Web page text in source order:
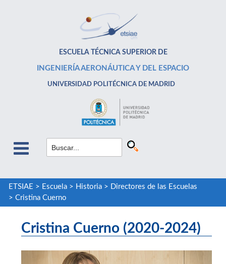
ESCUELA TÉCNICA SUPERIOR DE
INGENIERÍA AERONÁUTICA Y DEL ESPACIO
UNIVERSIDAD POLITÉCNICA DE MADRID
ETSIAE > Escuela> Historia> Directores de las Escuelas
> Cristina Cuerno
Cristina Cuerno (2020-2024)